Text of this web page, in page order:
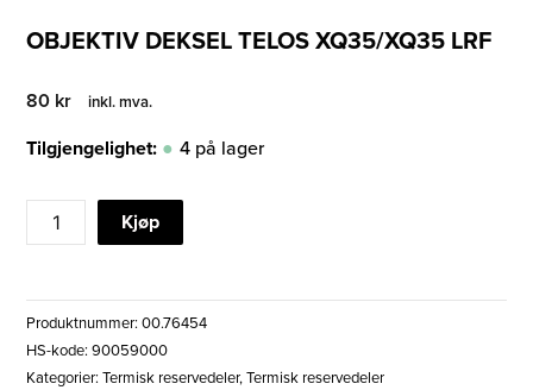
OBJEKTIV DEKSEL TELOS XQ35/XQ35 LRF
80 kr inkl. mva.
Tilgjengelighet: 4 på lager
OBJEKTIV
DEKSEL
XQ35/XQ35
LRF
antall
Kjøp
Produktnummer:00.76454
HS-kode: 90059000
Kategorier:Termisk reservedeler,Termisk reservedeler